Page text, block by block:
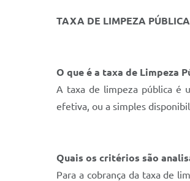
TAXA DE LIMPEZA PÚBLICA
O que é a taxa de Limpeza
A taxa de limpeza pública é
efetiva, ou a simples
Quais os critérios são
Para a cobrança da taxa de